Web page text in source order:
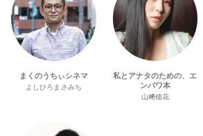
まくのうちぃシネマ
よしひろまさみち
私とアナタのための、エ
ンパワ本
山﨑穂花